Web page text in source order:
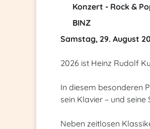
Konzert - Rock &
BINZ
Samstag, 29. August
2026 ist Heinz Rudolf
In diesem besonderen
sein Klavier – und seine
Neben zeitlosen